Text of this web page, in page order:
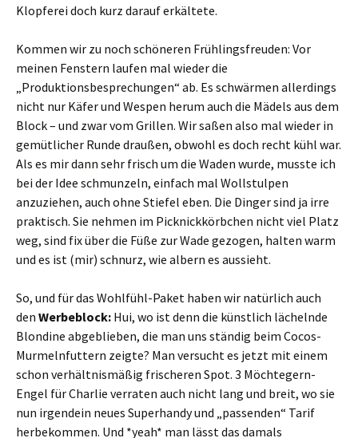
Klopferei doch kurz darauf erkältete.
Kommen wir zu noch schöneren Frühlingsfreuden: Vor
meinen Fenstern laufen mal wieder die
„Produktionsbesprechungen“ ab. Es schwärmen allerdings
nicht nur Käfer und Wespen herum auch die Mädels aus dem
Block – und zwar vom Grillen. Wir saßen also mal wieder in
gemütlicher Runde draußen, obwohl es doch recht kühl war.
Als es mir dann sehr frisch um die Waden wurde, musste ich
bei der Idee schmunzeln, einfach mal Wollstulpen
anzuziehen, auch ohne Stiefel eben. Die Dinger sind ja irre
praktisch. Sie nehmen im Picknickkörbchen nicht viel Platz
weg, sind fix über die Füße zur Wade gezogen, halten warm
und es ist (mir) schnurz, wie albern es aussieht.
So, und für das Wohlfühl-Paket haben wir natürlich auch
den Werbeblock: Hui, wo ist denn die künstlich lächelnde
Blondine abgeblieben, die man uns ständig beim Cocos-
Murmelnfuttern zeigte? Man versucht es jetzt mit einem
schon verhältnismäßig frischeren Spot. 3 Möchtegern-
Engel für Charlie verraten auch nicht lang und breit, wo sie
nun irgendein neues Superhandy und „passenden“ Tarif
herbekommen. Und *yeah* man lässt das damals